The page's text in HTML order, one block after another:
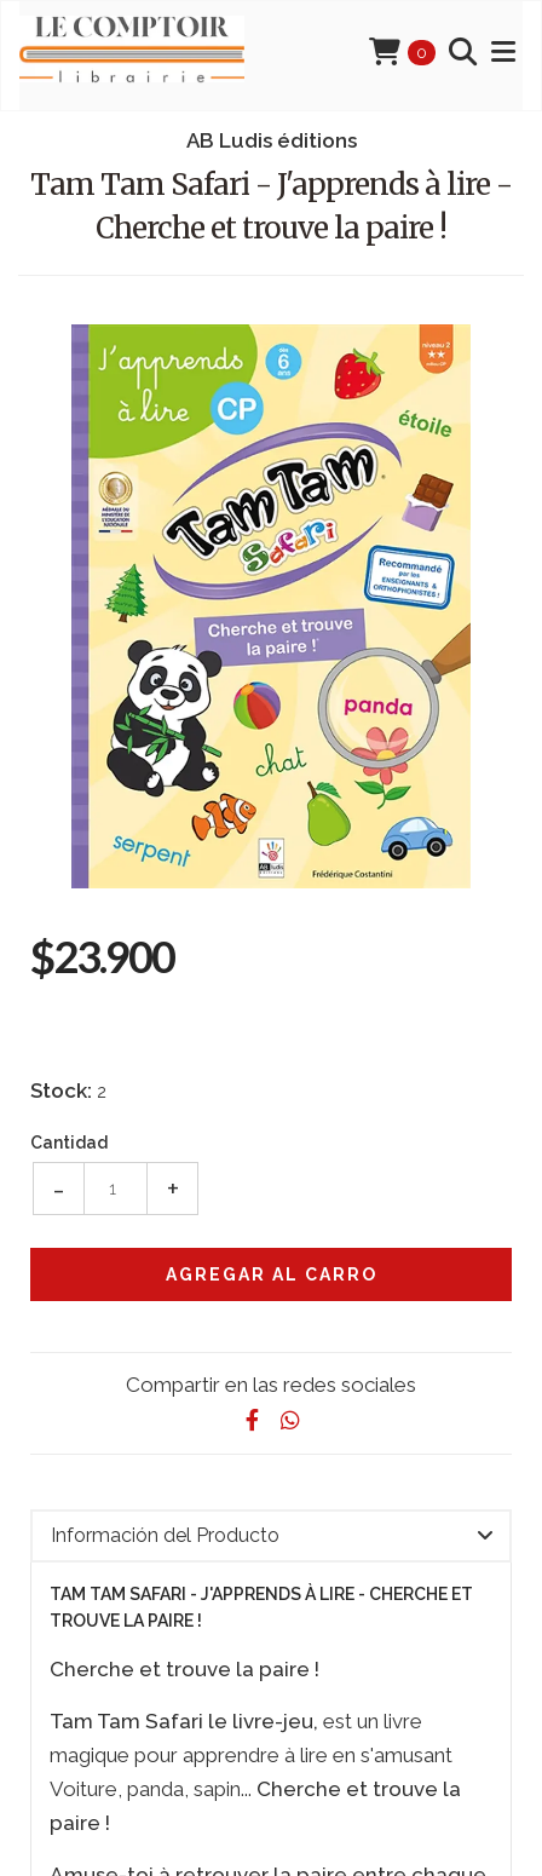
0
AB Ludis éditions
Tam Tam Safari - J'apprends à lire -
Cherche et trouve la paire !
$23.900
Stock: 2
Cantidad
- +
Compartir en las redes sociales
Información del Producto
TAM TAM SAFARI - J'APPRENDS À LIRE - CHERCHE ET
TROUVE LA PAIRE !
Cherche et trouve la paire !
Tam Tam Safari le livre-jeu, est un livre
magique pour apprendre à lire en s'amusant
Voiture, panda, sapin... Cherche et trouve la
paire !